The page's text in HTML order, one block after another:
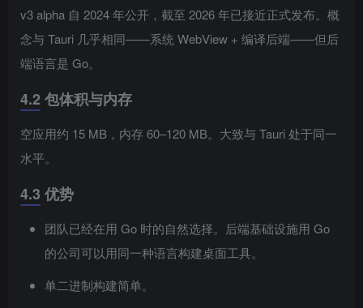
v3 alpha 自 2024 年公开，截至 2026 年已接近正式发布。概
念与 Tauri 几乎相同——系统 WebView + 编译后端——但后
端语言是 Go。
4.2 包体积与内存
空应用约 15 MB，内存 60–120 MB。大致与 Tauri 处于同一
水平。
4.3 优势
团队已经在用 Go 时的自然选择。后端基础设施用 Go
的公司可以用同一种语言构建桌面工具。
单二进制构建简单。